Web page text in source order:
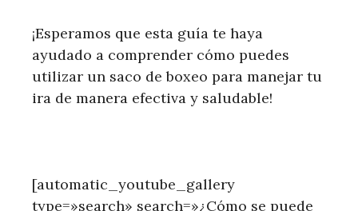
¡Esperamos que esta guía te haya
ayudado a comprender cómo puedes
utilizar un saco de boxeo para manejar tu
ira de manera efectiva y saludable!
[automatic_youtube_gallery
type=»search» search=»¿Cómo se puede